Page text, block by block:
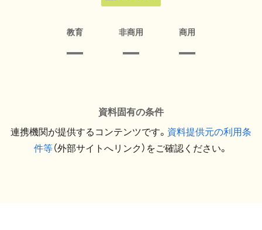
教育 非商用 商用
資料固有の条件
連携機関が提供するコンテンツです。 資料提供元の利用条
件等（外部サイトへリンク）をご確認ください。